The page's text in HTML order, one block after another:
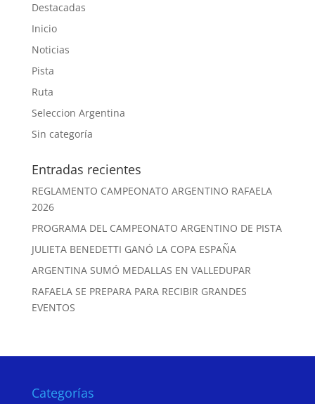
Destacadas
Inicio
Noticias
Pista
Ruta
Seleccion Argentina
Sin categoría
Entradas recientes
REGLAMENTO CAMPEONATO ARGENTINO RAFAELA
2026
PROGRAMA DEL CAMPEONATO ARGENTINO DE PISTA
JULIETA BENEDETTI GANÓ LA COPA ESPAÑA
ARGENTINA SUMÓ MEDALLAS EN VALLEDUPAR
RAFAELA SE PREPARA PARA RECIBIR GRANDES
EVENTOS
Categorías